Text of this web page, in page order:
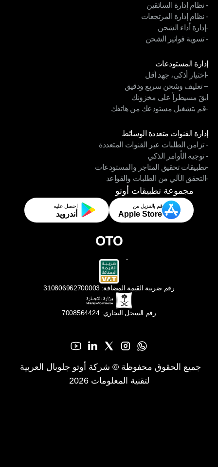
- الإشعارات والتتبع
- نظام إدارة السائقين
- نظام إدارة السائقين
- نظام إدارة المرتجعات
- نظام إدارة المرتجعات
-إدارة أداء الشحن
-إدارة أداء الشحن
- تسوية فواتير الشحن
إدارة المستودعات
إدارة المستودعات
-اختيار أذكى، جهد أقل
-اختيار أذكى، جهد أقل
– تغليف وشحن سريع ودقيق
– تغليف وشحن سريع ودقيق
ابقَ مسيطراً على مخزونك
ابقَ مسيطراً على مخزونك
-قم بتشغيل مستودعك من هاتفك
إدارة القنوات متعددة الوسائط
إدارة القنوات متعددة الوسائط
- تزامن الطلبات عبر القنوات المتعددة
- تزامن الطلبات عبر القنوات المتعددة
- توجيه الأوامر الذكي
- توجيه الأوامر الذكي
-تطبيقات تحقيق المتاجر والمستودعات
-تطبيقات تحقيق المتاجر والمستودعات
-التحقق الآلي من الطلبات والقواعد
-التحقق الآلي من الطلبات والقواعد
مجموعة تطبيقات أوتو
قم بالتنزيل من
Apple Store
احصل عليه
أندرويد
رقم ضريبة القيمة المضافة: 310806962700003
رقم السجل التجاري: 7008564424
لتقنية المعلومات 2026